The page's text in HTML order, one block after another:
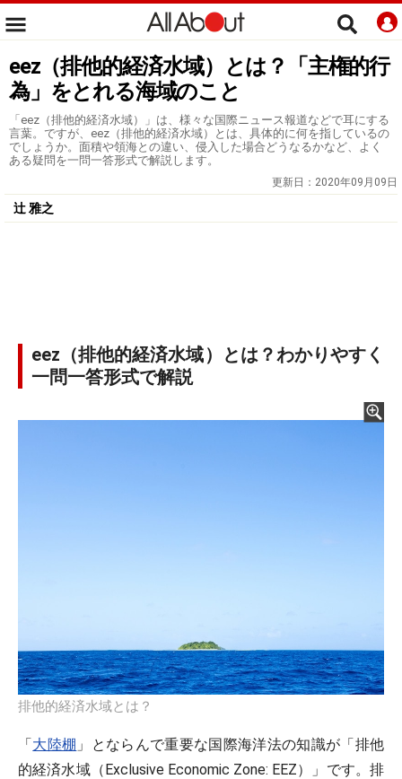
eez（排他的経済水域）とは？「主権的行
為」をとれる海域のこと
「eez（排他的経済水域）」は、様々な国際ニュース報道などで耳にする
言葉。ですが、eez（排他的経済水域）とは、具体的に何を指しているの
でしょうか。面積や領海との違い、侵入した場合どうなるかなど、よく
ある疑問を一問一答形式で解説します。
更新日： 2020年09月09日
辻 雅之
eez（排他的経済水域）とは？わかりやすく
一問一答形式で解説
排他的経済水域とは？
「大陸棚 」とならんで重要な国際海洋法の知識が「排他
的経済水域（Exclusive Economic Zone: EEZ）」です。排